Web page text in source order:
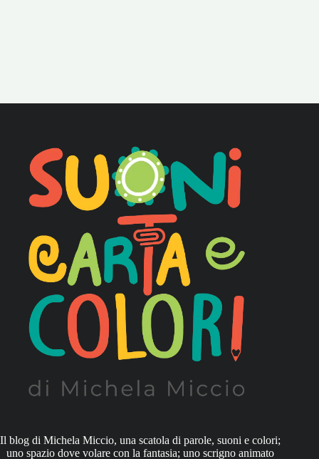
Il blog di Michela Miccio, una scatola di parole, suoni e colori;
uno spazio dove volare con la fantasia; uno scrigno animato